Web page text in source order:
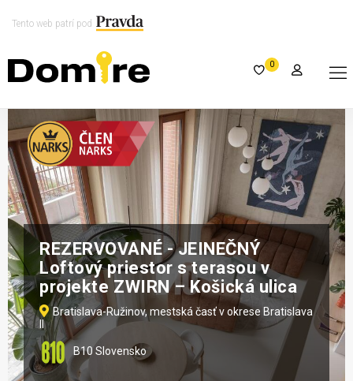
Tento web patrí pod
0
REZERVOVANÉ - JEINEČNÝ
Loftový priestor s terasou v
projekte ZWIRN – Košická ulica
Bratislava-Ružinov, mestská časť v okrese Bratislava
II
B10 Slovensko